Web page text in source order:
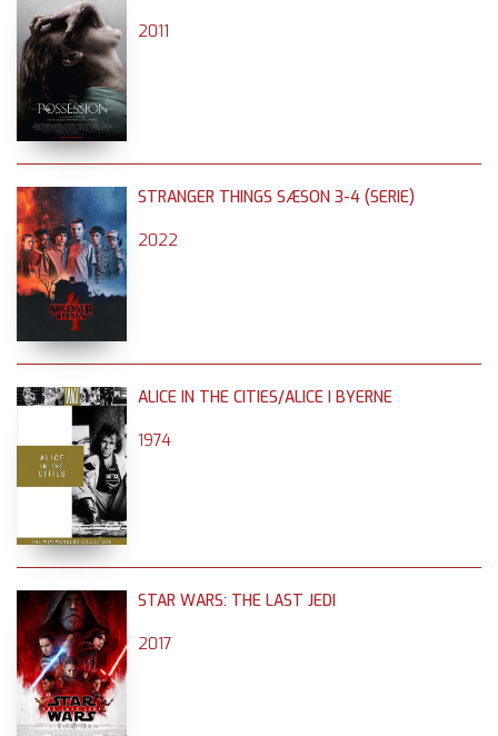
2011
STRANGER THINGS SÆSON 3-4 (SERIE)
2022
ALICE IN THE CITIES/ALICE I BYERNE
1974
STAR WARS: THE LAST JEDI
2017